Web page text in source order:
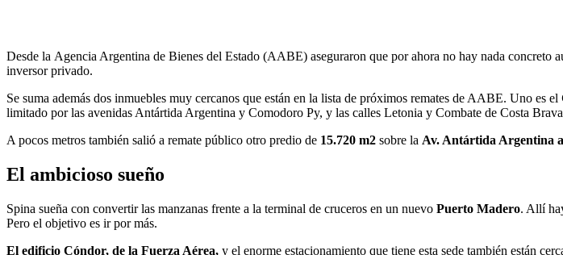
Desde la Agencia Argentina de Bienes del Estado (AABE) aseguraron que por ahora no hay nada concreto
inversor privado.
Se suma además dos inmuebles muy cercanos que están en la lista de próximos remates de AABE. Uno es el
limitado por las avenidas Antártida Argentina y Comodoro Py, y las calles Letonia y Combate de Costa
A pocos metros también salió a remate público otro predio de 15.720 m2 sobre la Av. Antártida Argentina
El ambicioso sueño
Spina sueña con convertir las manzanas frente a la terminal de cruceros en un nuevo Puerto Madero. Allí
Pero el objetivo es ir por más.
El edificio Cóndor, de la Fuerza Aérea, y el enorme estacionamiento que tiene esta sede también están